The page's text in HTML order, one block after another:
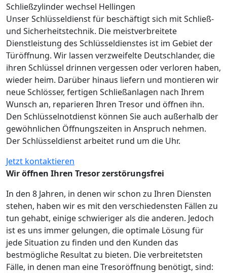
Schließzylinder wechsel Hellingen
Unser Schlüsseldienst für beschäftigt sich mit Schließ-
und Sicherheitstechnik. Die meistverbreitete
Dienstleistung des Schlüsseldienstes ist im Gebiet der
Türöffnung. Wir lassen verzweifelte Deutschlander, die
ihren Schlüssel drinnen vergessen oder verloren haben,
wieder heim. Darüber hinaus liefern und montieren wir
neue Schlösser, fertigen Schließanlagen nach Ihrem
Wunsch an, reparieren Ihren Tresor und öffnen ihn.
Den Schlüsselnotdienst können Sie auch außerhalb der
gewöhnlichen Öffnungszeiten in Anspruch nehmen.
Der Schlüsseldienst arbeitet rund um die Uhr.
Jetzt kontaktieren
Wir öffnen Ihren Tresor zerstörungsfrei
In den 8 Jahren, in denen wir schon zu Ihren Diensten
stehen, haben wir es mit den verschiedensten Fällen zu
tun gehabt, einige schwieriger als die anderen. Jedoch
ist es uns immer gelungen, die optimale Lösung für
jede Situation zu finden und den Kunden das
bestmögliche Resultat zu bieten. Die verbreitetsten
Fälle, in denen man eine Tresoröffnung benötigt, sind: